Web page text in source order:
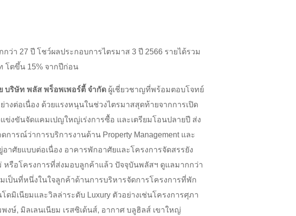
า 27 ปี โชว์ผลประกอบการไตรมาส 3 ปี 2566 รายได้รวม
โตขึ้น 15% จากปีก่อน
บริษัท พลัส พร็อพเพอร์ตี้ จำกัด ผู้เชี่ยวชาญที่พร้อมตอบโจทย์
งต่อเนื่อง ด้วยแรงหนุนในช่วงไตรมาสสุดท้ายจากการเปิด
งขันจัดแคมเปญใหญ่เร่งการซื้อ และเตรียมโอนปลายปี ส่ง
รณ์ว่าการบริการงานด้าน Property Management และ
าศัยแบบต่อเนื่อง อาคารพักอาศัยและโครงการจัดสรรยัง
รือโครงการที่ส่งมอบลูกค้าแล้ว ปัจจุบันพลัสฯ ดูแลมากกว่า
เป็นที่หนึ่งในใจลูกค้าด้านการบริหารจัดการโครงการที่พัก
มิเนียมและวิลล่าระดับ Luxury ตัวอย่างเช่นโครงการศุภา
งษ์, มิลเลนเนียม เรสซิเด้นส์, อากาศ บลูฮิลส์ เขาใหญ่